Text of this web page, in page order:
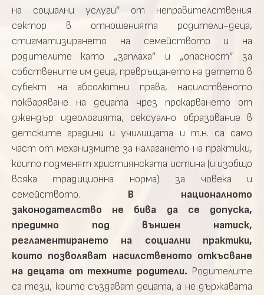
на социални услуги” от неправителствения
сектор в отношенията родители-деца,
стигматизирането на семейството и на
родителите като „заплаха” и „опасност” за
собствените им деца, превръщането на детето в
субект на абсолютни права, насилственото
покваряване на децата чрез прокарването от
джендър идеологията, сексуално образование в
детските градини и училищата и т.н. са само
част от механизмите за налагането на практики,
които подменят християнската истина (и изобщо
всяка традиционна норма) за човека и
семейството. В националното
законодателство не бива да се допуска,
предимно под външен натиск,
регламентирането на социални практики,
които позволяват насилственото откъсване
на децата от техните родители. Родителите
са тези, които създават децата, а не държавата